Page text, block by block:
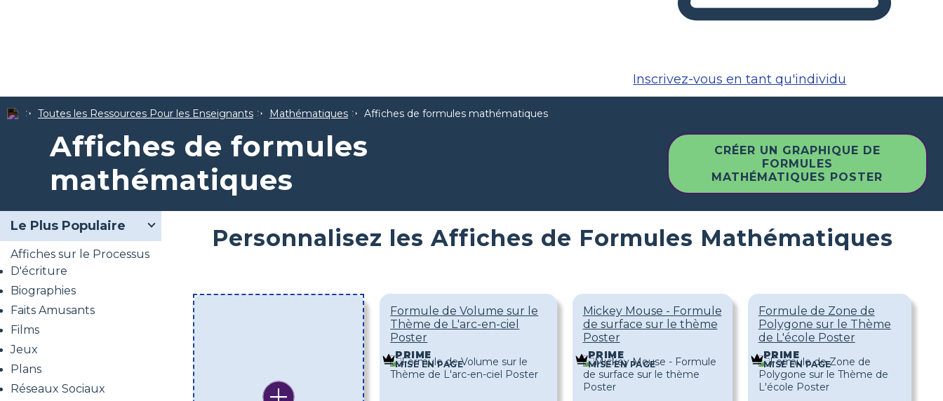
Inscrivez-vous en tant qu'individu
Toutes les Ressources Pour les Enseignants Mathématiques Affiches de formules mathématiques
Affiches de formules
mathématiques
CRÉER UN GRAPHIQUE DE
FORMULES
MATHÉMATIQUES POSTER
Le Plus Populaire
Affiches sur le Processus
D'écriture
Biographies
Faits Amusants
Films
Jeux
Plans
Réseaux Sociaux
Personnalisez les Affiches de Formules Mathématiques
Formule de Volume sur le
Thème de L'arc-en-ciel
Poster
PRIME
MISE EN PAGE
Mickey Mouse - Formule
de surface sur le thème
Poster
PRIME
MISE EN PAGE
Formule de Zone de
Polygone sur le Thème
de L'école Poster
PRIME
MISE EN PAGE